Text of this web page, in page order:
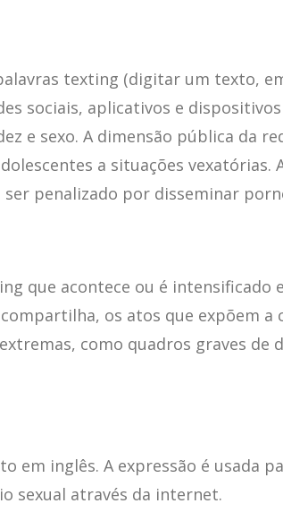
texting (digitar um texto,
sociais, aplicativos e
e sexo. A dimensão pública da
a situações vexatórias.
ser penalizado por disseminar
que acontece ou é intensificado
os atos que expõem a
como quadros graves de
em inglês. A expressão é usada
sexual através da internet.